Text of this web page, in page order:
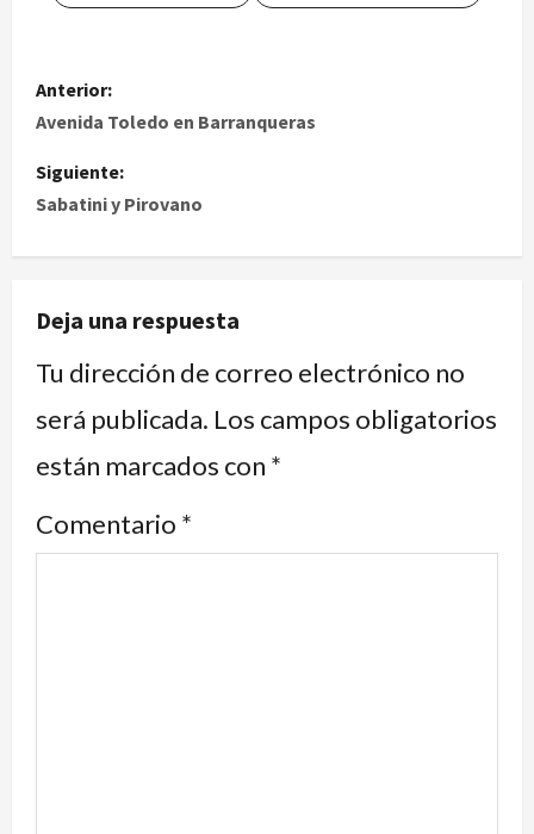
Anterior:
Avenida Toledo en Barranqueras
Siguiente:
Sabatini y Pirovano
Deja una respuesta
Tu dirección de correo electrónico no
será publicada. Los campos obligatorios
están marcados con *
Comentario *